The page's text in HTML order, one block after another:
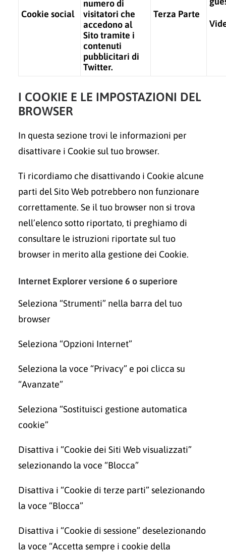
Cookie social
numero di
visitatori che
accedono al
Sito tramite i
contenuti
pubblicitari di
Twitter.
Terza Parte
I COOKIE E LE IMPOSTAZIONI DEL
BROWSER
In questa sezione trovi le informazioni per
disattivare i Cookie sul tuo browser.
Ti ricordiamo che disattivando i Cookie alcune
parti del Sito Web potrebbero non funzionare
correttamente. Se il tuo browser non si trova
nell’elenco sotto riportato, ti preghiamo di
consultare le istruzioni riportate sul tuo
browser in merito alla gestione dei Cookie.
Internet Explorer versione 6 o superiore
Seleziona “Strumenti” nella barra del tuo
browser
Seleziona “Opzioni Internet”
Seleziona la voce “Privacy” e poi clicca su
“Avanzate”
Seleziona “Sostituisci gestione automatica
cookie”
Disattiva i “Cookie dei Siti Web visualizzati”
selezionando la voce “Blocca”
Disattiva i “Cookie di terze parti” selezionando
la voce “Blocca”
Disattiva i “Cookie di sessione” deselezionando
la voce “Accetta sempre i cookie della